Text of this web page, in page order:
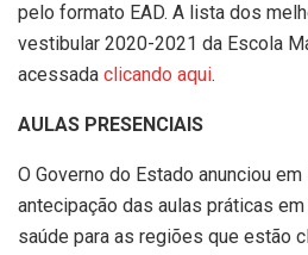
pelo formato EAD. A lista dos
vestibular 2020-2021 da Escola
acessada clicando aqui.
AULAS PRESENCIAIS
O Governo do Estado anunciou
antecipação das aulas práticas
saúde para as regiões que estão